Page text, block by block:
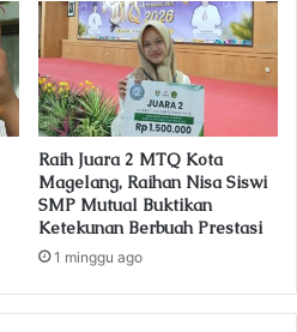
Raih Juara 2 MTQ Kota
Magelang, Raihan Nisa Siswi
SMP Mutual Buktikan
Ketekunan Berbuah Prestasi
1 minggu ago